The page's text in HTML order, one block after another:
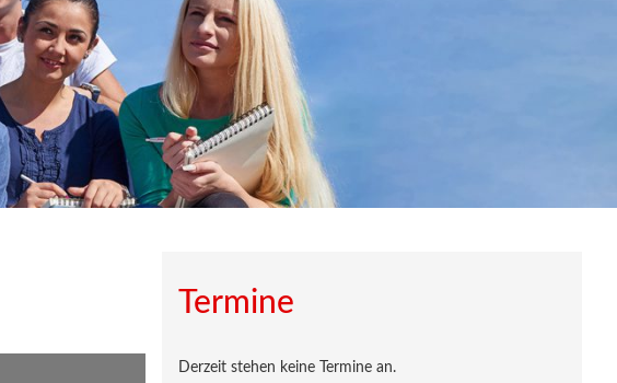
Termine
Derzeit stehen keine Termine an.